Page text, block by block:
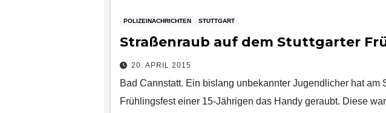
POLIZEINACHRICHTEN STUTTGART
Straßenraub auf dem Stuttgarter
20. APRIL 2015
Bad Cannstatt. Ein bislang unbekannter Jugendlicher hat am
Frühlingsfest einer 15-Jährigen das Handy geraubt. Diese